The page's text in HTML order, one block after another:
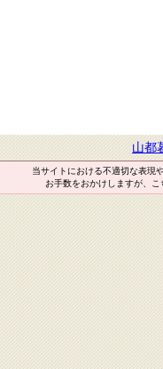
山都
当サイトにおける不適切な表現
お手数をおかけしますが、こ